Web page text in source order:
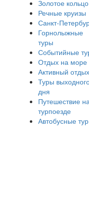
Золотое кольцо
Речные круизы
Санкт-
Горнолыжные
туры
Событийные
Отдых на море
Активный отдых
Туры
дня
Путешествие
турпоезде
Автобусные